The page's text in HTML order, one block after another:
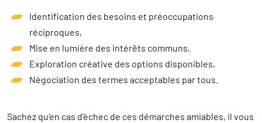
Identification des besoins et préoccupations
réciproques,
Mise en lumière des intérêts communs,
Exploration créative des options disponibles,
Négociation des termes acceptables par tous.
Sachez qu'en cas d'échec de ces démarches amiables, il vous